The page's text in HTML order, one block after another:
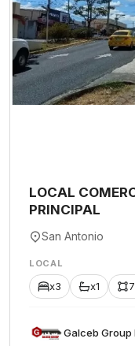
LOCAL
PRINCIPAL
San Antonio
LOCAL
x3 x1